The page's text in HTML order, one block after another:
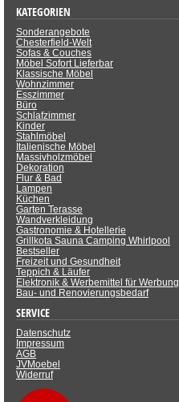
KATEGORIEN
Sonderangebote
Chesterfield-Welt
Sofas & Couches
Möbel Sofort Lieferbar
Klassische Möbel
Wohnzimmer
Esszimmer
Büro
Schlafzimmer
Kinder
Stahlmöbel
Italienische Möbel
Massivholzmöbel
Dekoration
Flur & Bad
Lampen
Küchen
Garten Terasse
Wandverkleidung
Gastronomie & Hotellerie
Grillkota Sauna Camping Whirlpool
Bestseller
Freizeit und Gesundheit
Teppich & Läufer
Elektronik & Werbemittel für Werbung
Bau- und Renovierungsbedarf
SERVICE
Datenschutz
Impressum
AGB
JVMoebel
Widerruf